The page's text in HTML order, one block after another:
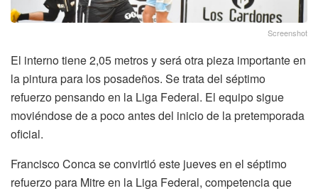
Screenshot
El interno tiene 2,05 metros y será otra pieza importante en
la pintura para los posadeños. Se trata del séptimo
refuerzo pensando en la Liga Federal. El equipo sigue
moviéndose de a poco antes del inicio de la pretemporada
oficial.
Francisco Conca se convirtió este jueves en el séptimo
refuerzo para Mitre en la Liga Federal, competencia que